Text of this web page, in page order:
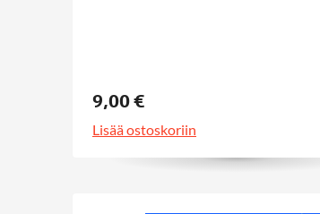
9,00 €
Lisää ostoskoriin